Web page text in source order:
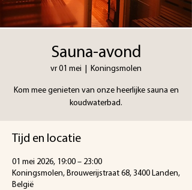
Sauna-avond
vr 01 mei
  |
Koningsmolen
Kom mee genieten van onze heerlijke sauna en
koudwaterbad.
Tijd en locatie
01 mei 2026, 19:00 – 23:00
Koningsmolen, Brouwerijstraat 68, 3400 Landen,
België